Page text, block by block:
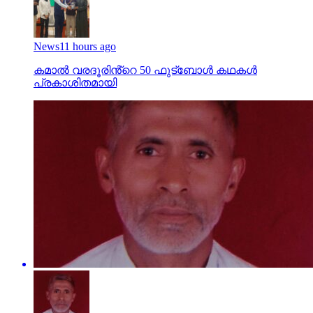
News11 hours ago
കമാൽ വരദൂരിൻ്റെ 50 ഫുട്ബോൾ കഥകൾ
പ്രകാശിതമായി